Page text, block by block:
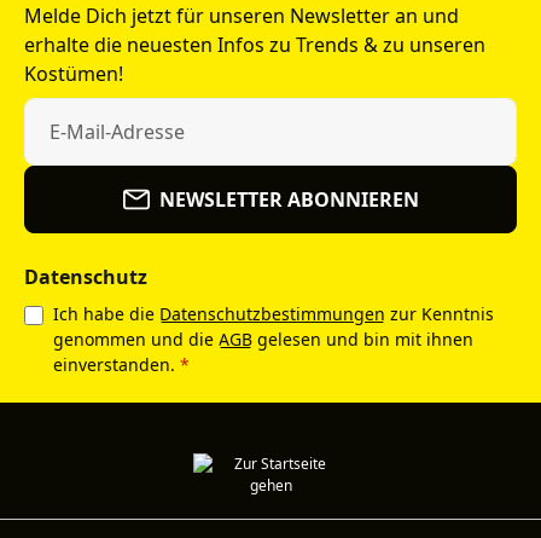
Melde Dich jetzt für unseren Newsletter an und
erhalte die neuesten Infos zu Trends & zu unseren
Kostümen!
NEWSLETTER ABONNIEREN
Datenschutz
Ich habe die Datenschutzbestimmungen zur Kenntnis
genommen und die AGB gelesen und bin mit ihnen
einverstanden. *